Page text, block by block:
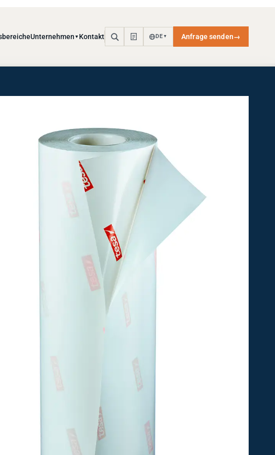
Kontakt DE